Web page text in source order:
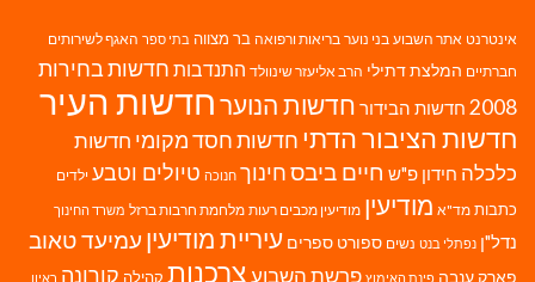
אינטרנט אתר השבוע בני נוער בריאות ורפואה בר מצווה בתי ספר האגף לשירותים
חברתיים המלצת דתילי הרב אליעזר שינוולד התנדבות חדשות בחירות
2008 חדשות הבידור חדשות הנוערחדשות העיר
חדשות הציבור הדתי חדשות חסד מקומי חדשות
כלכלה חידון פ"ש חיים ביבסחינוך חנוכה טיולים וטבע ילדים
כתבות מד"א מודיעין מודיעין מכבים רעות מלחמת חרבות ברזל משרד החינוך
נדל"ן נפתלי בנט נשים ספורט ספרים עיריית מודיעין עמיעד טאוב
פארק ענבה פינת האימוץ פרשת השבועצרכנות קהילה קורונה ראיון